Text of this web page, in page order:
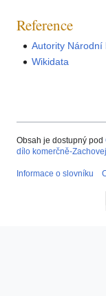
Reference
Autority Národní
Wikidata
Obsah je dostupný pod
dílo komerčně-
Informace o slovníku